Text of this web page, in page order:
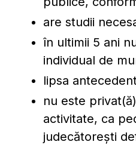
are studii
în ultimii 5 ani
individual de
lipsa
nu este
activitate, ca
judecătoreşti